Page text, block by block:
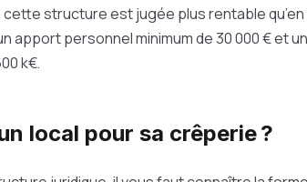
structure est jugée plus rentable
apport personnel minimum de 30 000 € et
k€.
local pour sa crêperie ?